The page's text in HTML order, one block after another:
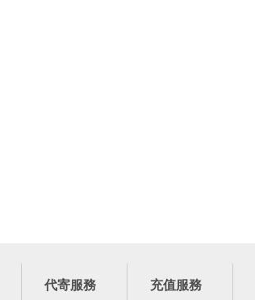
代寄服務 充值服務